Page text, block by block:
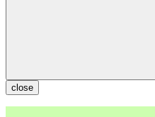
close